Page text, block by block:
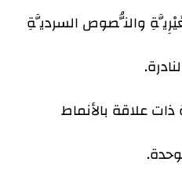
والنُّصوص السرديَّةِ
علاقة بالأنماط